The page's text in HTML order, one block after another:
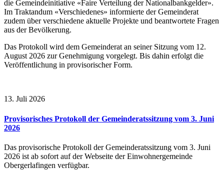
die Gemeindeinitiative «Faire Verteilung der Nationalbankgelder».
Im Traktandum «Verschiedenes» informierte der Gemeinderat
zudem über verschiedene aktuelle Projekte und beantwortete Fragen
aus der Bevölkerung.
Das Protokoll wird dem Gemeinderat an seiner Sitzung vom 12.
August 2026 zur Genehmigung vorgelegt. Bis dahin erfolgt die
Veröffentlichung in provisorischer Form.
13. Juli 2026
Provisorisches Protokoll der Gemeinderatssitzung vom 3. Juni
2026
Das provisorische Protokoll der Gemeinderatssitzung vom 3. Juni
2026 ist ab sofort auf der Webseite der Einwohnergemeinde
Obergerlafingen verfügbar.